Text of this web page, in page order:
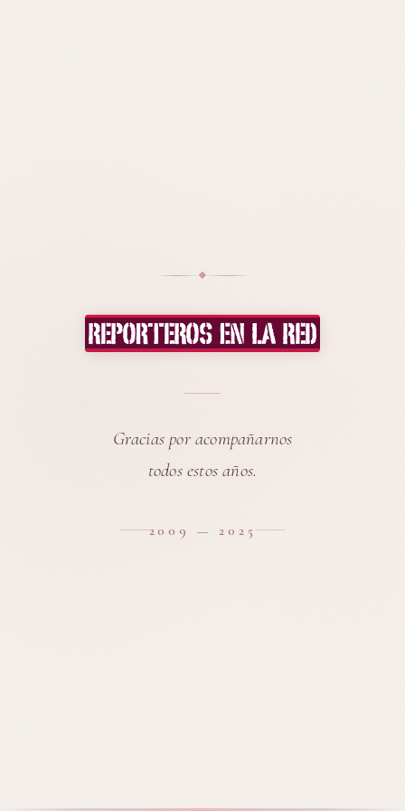
Gracias por acompañarnos
todos estos años.
2009 — 2025